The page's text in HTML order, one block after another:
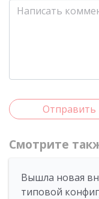
Отправить
Смотрите
Вышла новая
типовой